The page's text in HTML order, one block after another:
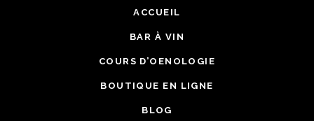
ACCUEIL
BAR À VIN
COURS D’OENOLOGIE
BOUTIQUE EN LIGNE
BLOG